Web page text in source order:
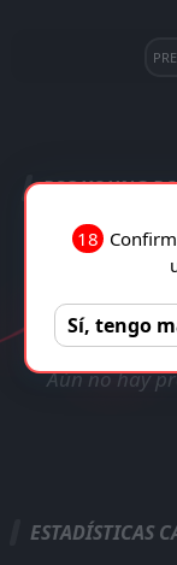
BSC YOUNG
VERIFICADA
Aún no hay
ESTADÍSTICAS
18
Sí, tengo